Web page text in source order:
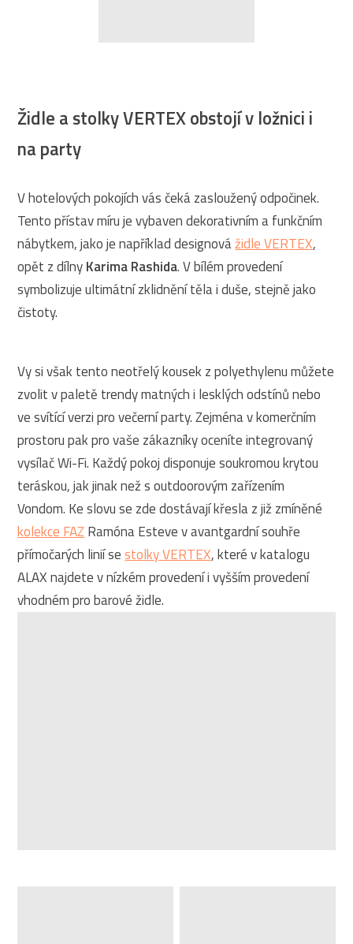
Židle a stolky VERTEX obstojí v ložnici i
na party
V hotelových pokojích vás čeká zasloužený odpočinek.
Tento přístav míru je vybaven dekorativním a funkčním
nábytkem, jako je například designovážidle VERTEX,
opět z dílnyKarima Rashida. V bílém provedení
symbolizuje ultimátní zklidnění těla i duše, stejně jako
čistoty.
Vy si však tento neotřelý kousek z polyethylenu můžete
zvolit v paletě trendy matných i lesklých odstínů nebo
ve svítící verzi pro večerní party. Zejména v komerčním
prostoru pak pro vaše zákazníky oceníte integrovaný
vysílač Wi-Fi. Každý pokoj disponuje soukromou krytou
teráskou, jak jinak než s outdoorovým zařízením
Vondom. Ke slovu se zde dostávají křesla z již zmíněné
kolekce FAZ Ramóna Esteve v avantgardní souhře
přímočarých linií sestolky VERTEX, které v katalogu
ALAX najdete v nízkém provedení i vyšším provedení
vhodném pro barové židle.